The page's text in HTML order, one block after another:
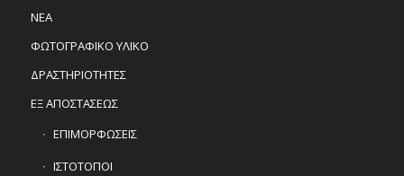
ΝΕΑ
ΦΩΤΟΓΡΑΦΙΚΟ ΥΛΙΚΟ
ΔΡΑΣΤΗΡΙΟΤΗΤΕΣ
ΕΞ ΑΠΟΣΤΑΣΕΩΣ
ΕΠΙΜΟΡΦΩΣΕΙΣ
ΙΣΤΟΤΟΠΟΙ